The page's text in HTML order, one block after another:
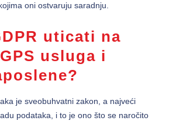
oni ostvaruju saradnju.
uticati na
usluga i
je sveobuhvatni zakon, a najveći
podataka, i to je ono što se naročito